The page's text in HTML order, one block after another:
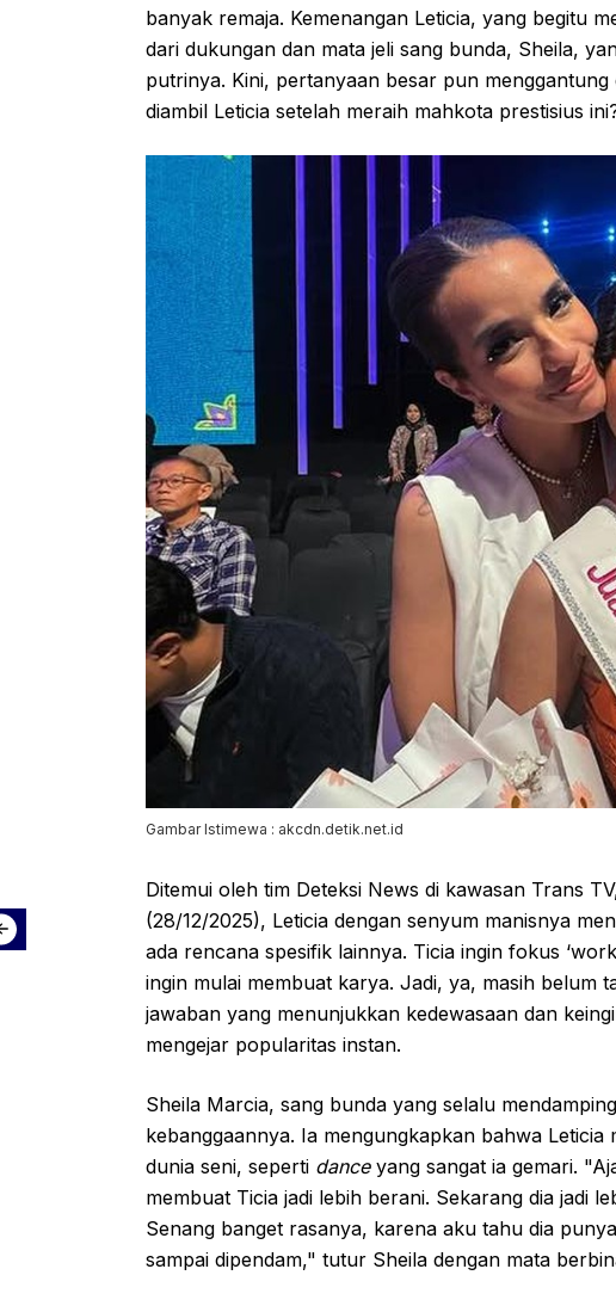
banyak remaja. Kemenangan Leticia, yang begitu
dari dukungan dan mata jeli sang bunda, Sheila,
putrinya. Kini, pertanyaan besar pun
diambil Leticia setelah meraih mahkota prestisius
Gambar Istimewa : akcdn.detik.net.id
Ditemui oleh tim Deteksi News di kawasan Trans
(28/12/2025), Leticia dengan senyum manisnya
ada rencana spesifik lainnya. Ticia ingin fokus
ingin mulai membuat karya. Jadi, ya, masih belum
jawaban yang menunjukkan kedewasaan dan
mengejar popularitas instan.
Sheila Marcia, sang bunda yang selalu
kebanggaannya. Ia mengungkapkan bahwa
dunia seni, seperti danceyang sangat ia gemari.
membuat Ticia jadi lebih berani. Sekarang dia jadi
Senang banget rasanya, karena aku tahu dia
sampai dipendam," tutur Sheila dengan mata